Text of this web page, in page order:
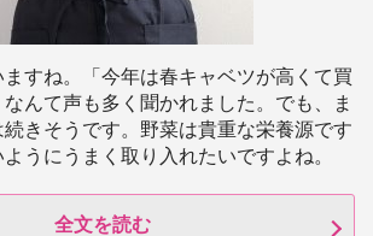
すね。「今年は春キャベツが高くて買
んて声も多く聞かれました。でも、ま
きそうです。野菜は貴重な栄養源です
うにうまく取り入れたいですよね。
全文を読む